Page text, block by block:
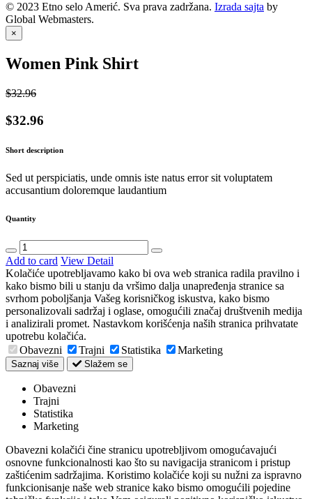
© 2023 Etno selo Amerić. Sva prava zadržana. Izrada sajta by
Global Webmasters.
×
Women Pink Shirt
$32.96
$32.96
Short description
Sed ut perspiciatis, unde omnis iste natus error sit voluptatem
accusantium doloremque laudantium
Quantity
Add to card View Detail
Kolačiće upotrebljavamo kako bi ova web stranica radila pravilno i
kako bismo bili u stanju da vršimo dalja unapređenja stranice sa
svrhom poboljšanja Vašeg korisničkog iskustva, kako bismo
personalizovali sadržaj i oglase, omogućili značaj društvenih medija
i analizirali promet. Nastavkom korišćenja naših stranica prihvatate
upotrebu kolačića.
Obavezni
Trajni Statistika Marketing
Saznaj više Slažem se
Obavezni
Trajni
Statistika
Marketing
Obavezni kolačići čine stranicu upotrebljivom omogućavajući
osnovne funkcionalnosti kao što su navigacija stranicom i pristup
zaštićenim sadržajima. Koristimo kolačiće koji su nužni za ispravno
funkcionisanje naše web stranice kako bismo omogućili pojedine